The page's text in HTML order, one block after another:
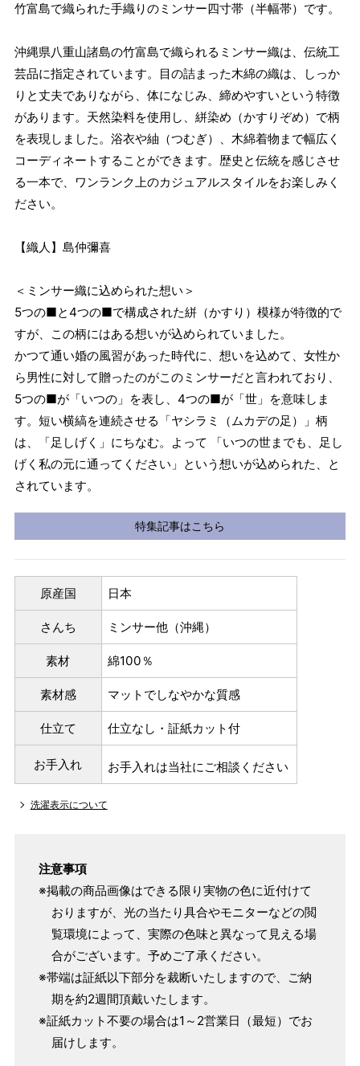
竹富島で織られた手織りのミンサー四寸帯（半幅帯）です。
沖縄県八重山諸島の竹富島で織られるミンサー織は、伝統工
芸品に指定されています。目の詰まった木綿の織は、しっか
りと丈夫でありながら、体になじみ、締めやすいという特徴
があります。天然染料を使用し、絣染め（かすりぞめ）で柄
を表現しました。浴衣や紬（つむぎ）、木綿着物まで幅広く
コーディネートすることができます。歴史と伝統を感じさせ
る一本で、ワンランク上のカジュアルスタイルをお楽しみく
ださい。
【織人】島仲彌喜
＜ミンサー織に込められた想い＞
5つの■と4つの■で構成された絣（かすり）模様が特徴的で
すが、この柄にはある想いが込められていました。
かつて通い婚の風習があった時代に、想いを込めて、女性か
ら男性に対して贈ったのがこのミンサーだと言われており、
5つの■が「いつの」を表し、4つの■が「世」を意味しま
す。短い横縞を連続させる「ヤシラミ（ムカデの足）」柄
は、「足しげく」にちなむ。よって 「いつの世までも、足し
げく私の元に通ってください」という想いが込められた、と
されています。
特集記事はこちら
原産国 日本
さんち ミンサー他（沖縄）
素材 綿100％
素材感 マットでしなやかな質感
仕立て 仕立なし・証紙カット付
お手入れ お手入れは当社にご相談ください
洗濯表示について
注意事項
※掲載の商品画像はできる限り実物の色に近付けて
おりますが、光の当たり具合やモニターなどの閲
覧環境によって、実際の色味と異なって見える場
合がございます。予めご了承ください。
※帯端は証紙以下部分を裁断いたしますので、ご納
期を約2週間頂戴いたします。
※証紙カット不要の場合は1～2営業日（最短）でお
届けします。